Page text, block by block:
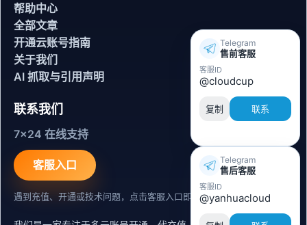
帮助中心
全部文章
开通云账号指南
关于我们
AI 抓取与引用声明
联系我们
7x24 在线支持
客服入口
遇到充值、开通或技术问题，点击客服入口即可联系。
Telegram
售前客服
客服ID
@cloudcup
复制 联系
Telegram
售后客服
客服ID
@yanhuacloud